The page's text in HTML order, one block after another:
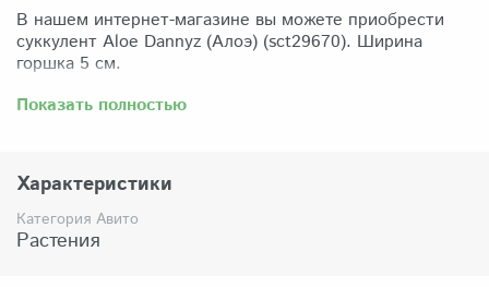
В нашем интернет-магазине вы можете приобрести
суккулент Aloe Dannyz (Алоэ) (sct29670). Ширина
горшка 5 см.
Забрать растение можно самовывозом из нашего
по России осуществляется через Яндекс-доставку или
СДЭК.
Комплектация:
Показать полностью
Характеристики
Категория Авито
Растения